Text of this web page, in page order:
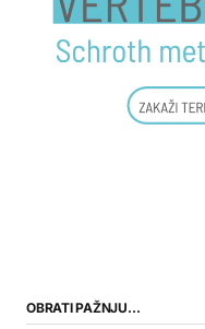
OBRATI PAŽNJU…